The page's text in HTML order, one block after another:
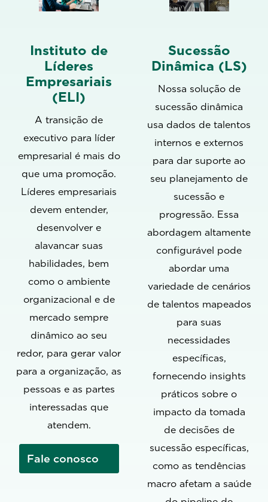
Instituto de
Líderes
Empresariais
(ELI)
A transição de
executivo para líder
empresarial é mais do
que uma promoção.
Líderes empresariais
devem entender,
desenvolver e
alavancar suas
habilidades, bem
como o ambiente
organizacional e de
mercado sempre
dinâmico ao seu
redor, para gerar valor
para a organização, as
pessoas e as partes
interessadas que
atendem.
Fale conosco
Sucessão
Dinâmica (LS)
Nossa solução de
sucessão dinâmica
usa dados de talentos
internos e externos
para dar suporte ao
seu planejamento de
sucessão e
progressão. Essa
abordagem altamente
configurável pode
abordar uma
variedade de cenários
de talentos mapeados
para suas
necessidades
específicas,
fornecendo insights
práticos sobre o
impacto da tomada
de decisões de
sucessão específicas,
como as tendências
macro afetam a saúde